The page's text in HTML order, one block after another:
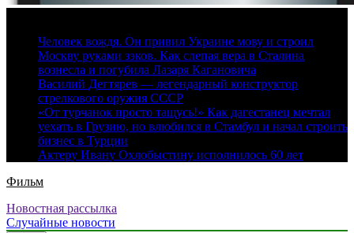
Человек вождя. Он привил Украине мову и строил
Москву руками зэков. Как слепая вера в Сталина
вознесла и погубила Лазаря Кагановича
Василий Дегтярев — легендарный конструктор
стрелкового оружия СССР
«От турчанок просто тащусь!» Как дагестанец мечтал
уехать в Грузию, но влюбился в Стамбул и начал строить
бизнес в Турции
Актеру Ивану Охлобыстину исполнилось 60 лет
Фильм
Новостная рассылка
Случайные новости